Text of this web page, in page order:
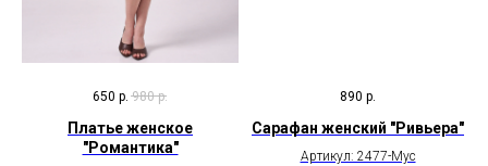
650 р. 980 р.
Платье женское
"Романтика"
890 р.
Сарафан женский "Ривьера"
Артикул: 2477-Мус